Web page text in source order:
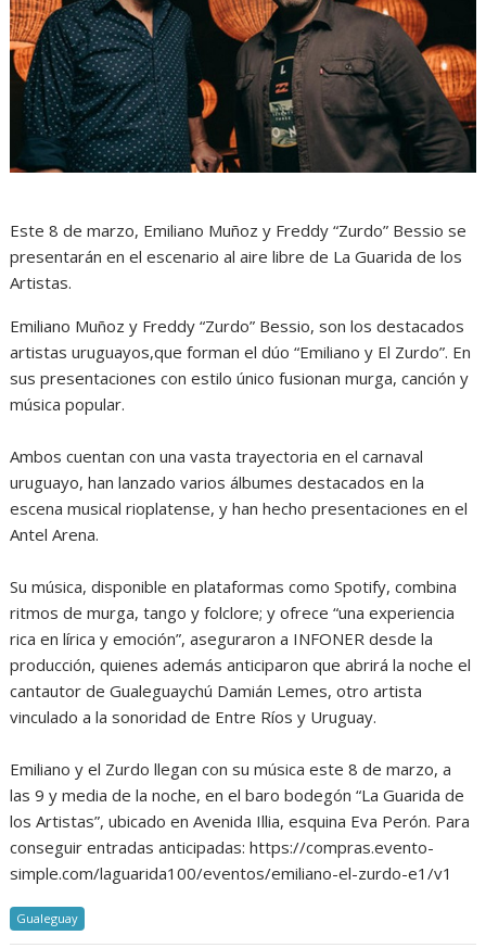
Este 8 de marzo, Emiliano Muñoz y Freddy “Zurdo” Bessio se
presentarán en el escenario al aire libre de La Guarida de los
Artistas.
Emiliano Muñoz y Freddy “Zurdo” Bessio, son los destacados
artistas uruguayos,que forman el dúo “Emiliano y El Zurdo”. En
sus presentaciones con estilo único fusionan murga, canción y
música popular.
Ambos cuentan con una vasta trayectoria en el carnaval
uruguayo, han lanzado varios álbumes destacados en la
escena musical rioplatense, y han hecho presentaciones en el
Antel Arena.
Su música, disponible en plataformas como Spotify, combina
ritmos de murga, tango y folclore; y ofrece “una experiencia
rica en lírica y emoción”, aseguraron a INFONER desde la
producción, quienes además anticiparon que abrirá la noche el
cantautor de Gualeguaychú Damián Lemes, otro artista
vinculado a la sonoridad de Entre Ríos y Uruguay.
Emiliano y el Zurdo llegan con su música este 8 de marzo, a
las 9 y media de la noche, en el baro bodegón “La Guarida de
los Artistas”, ubicado en Avenida Illia, esquina Eva Perón. Para
conseguir entradas anticipadas: https://compras.evento-
simple.com/laguarida100/eventos/emiliano-el-zurdo-e1/v1
Gualeguay